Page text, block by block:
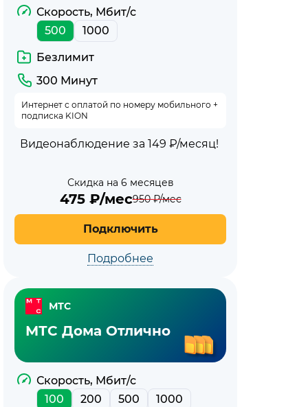
интернет
с
ТВ
мобильной
связью
МТС
Скорость, Мбит/с
500
1000
Безлимит
300 Минут
Интернет с оплатой по номеру мобильного +
подписка KION
Видеонаблюдение за 149 ₽/месяц!
Скидка на 6 месяцев
475₽/мес950₽/мес
Подключить
Подробнее
МТС
МТС Дома Отлично
Скорость, Мбит/с
100
200 500 1000